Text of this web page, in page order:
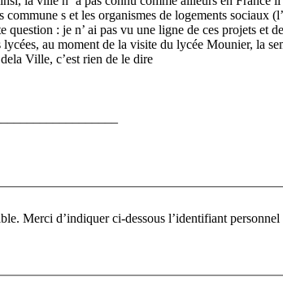
commune s et les organismes de logements sociaux
question : je n’ ai pas vu une ligne de ces projets
au moment de la visite du lycée Mounier, la
Ville, c’est rien de le dire